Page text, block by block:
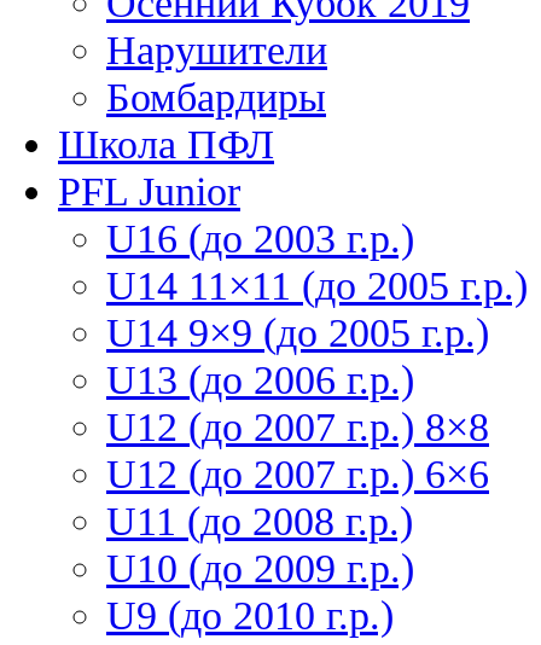
Нарушители
Бомбардиры
Школа ПФЛ
PFL Junior
U16 (до 2003 г.р.)
U14 11×11 (до 2005 г.р.)
U14 9×9 (до 2005 г.р.)
U13 (до 2006 г.р.)
U12 (до 2007 г.р.) 8×8
U12 (до 2007 г.р.) 6×6
U11 (до 2008 г.р.)
U10 (до 2009 г.р.)
U9 (до 2010 г.р.)